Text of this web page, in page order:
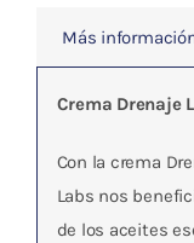
Más
Crema Drenaje
Con la crema
Labs nos
de los aceites